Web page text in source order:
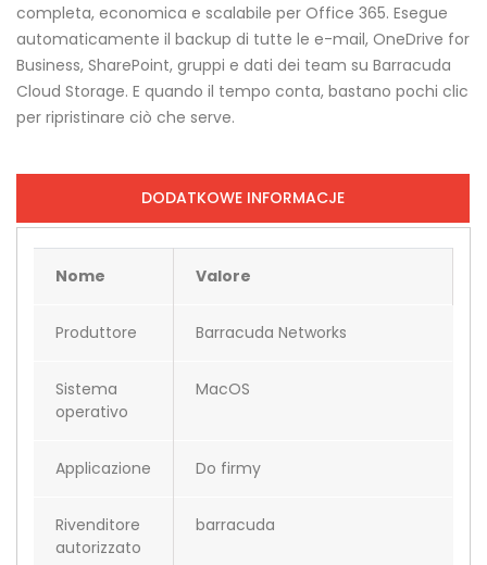
completa, economica e scalabile per Office 365. Esegue
automaticamente il backup di tutte le e-mail, OneDrive for
Business, SharePoint, gruppi e dati dei team su Barracuda
Cloud Storage. E quando il tempo conta, bastano pochi clic
per ripristinare ciò che serve.
DODATKOWE INFORMACJE
Nome Valore
Produttore Barracuda Networks
Sistema
operativo
MacOS
Applicazione Do firmy
Rivenditore
autorizzato
barracuda